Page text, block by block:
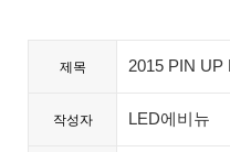
제목 2015 PIN UP
작성자 LED에비뉴